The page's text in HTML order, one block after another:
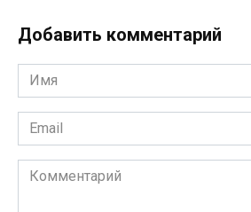
Добавить комментарий
Имя
*
Email
*
Комментарий